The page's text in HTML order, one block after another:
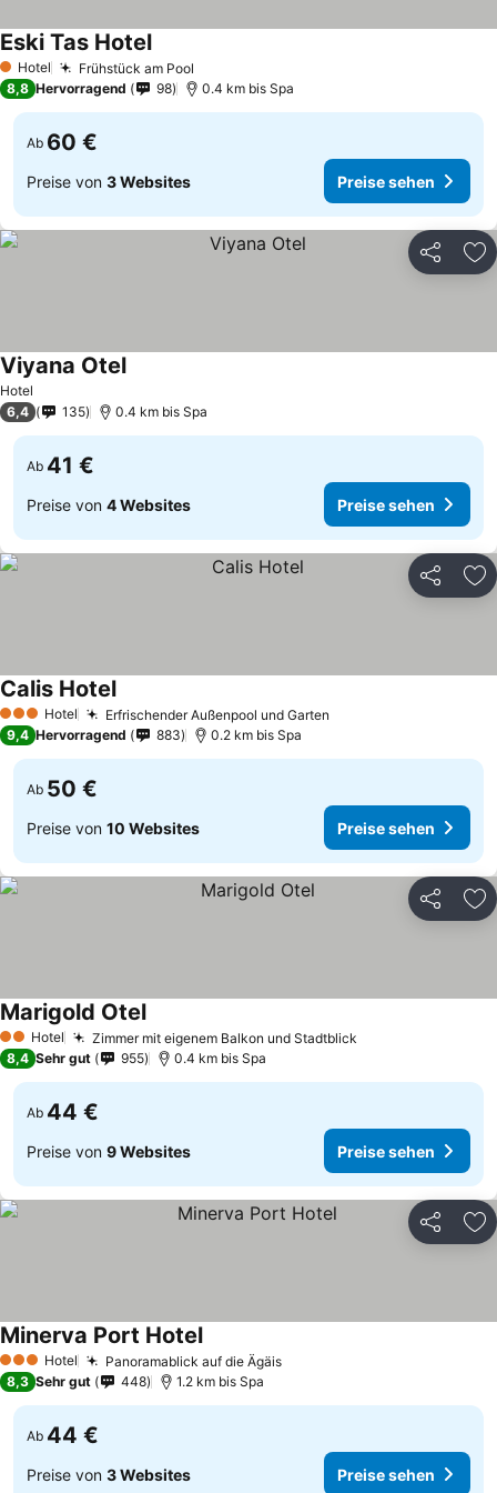
1 Sterne
Hotel Frühstück am Pool
Eski Tas Hotel
8,8 Hervorragend 98 0.4 km bis Spa
Ab 60 €
Preise von 3 Websites Preise sehen
Teilen
Hotel
Viyana Otel
6,4 135 0.4 km bis Spa
Ab 41 €
Preise von 4 Websites Preise sehen
Teilen
3 SterneHotel Erfrischender Außenpool und Garten
Calis Hotel
9,4 Hervorragend 883 0.2 km bis Spa
Ab 50 €
Preise von 10 Websites Preise sehen
Teilen
2 Sterne
Hotel Zimmer mit eigenem Balkon und Stadtblick
Marigold Otel
8,4 Sehr gut 955 0.4 km bis Spa
Ab 44 €
Preise von 9 Websites Preise sehen
Teilen
3 SterneHotel Panoramablick auf die Ägäis
Minerva Port Hotel
8,3 Sehr gut 448 1.2 km bis Spa
Ab 44 €
Preise von 3 Websites Preise sehen